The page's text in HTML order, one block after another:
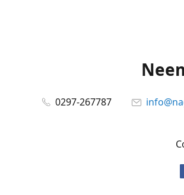
0297-267787